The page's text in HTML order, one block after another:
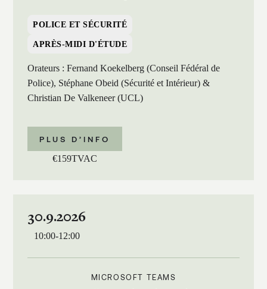
POLICE ET SÉCURITÉ
APRÈS-MIDI D'ÉTUDE
Orateurs : Fernand Koekelberg (Conseil Fédéral de
Police), Stéphane Obeid (Sécurité et Intérieur) &
Christian De Valkeneer (UCL)
PLUS D’INFO
€159TVAC
30.9.2026
10:00-12:00
MICROSOFT TEAMS